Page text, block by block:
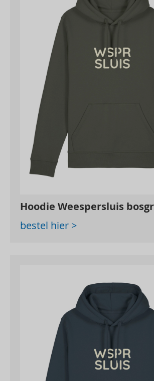
Hoodie Weespersluis
bestel hier >